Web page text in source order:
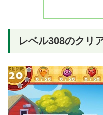
レベル308のクリ